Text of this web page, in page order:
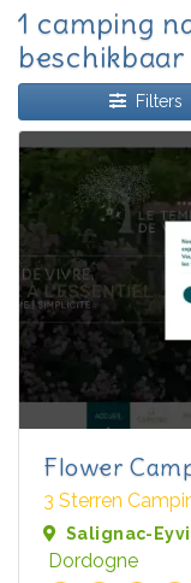
1 camping
beschikbaar
Filters
Flower
3 Sterren
Salignac-
Dordogne